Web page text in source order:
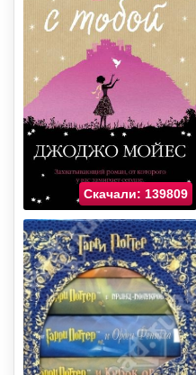
Скачали: 139809